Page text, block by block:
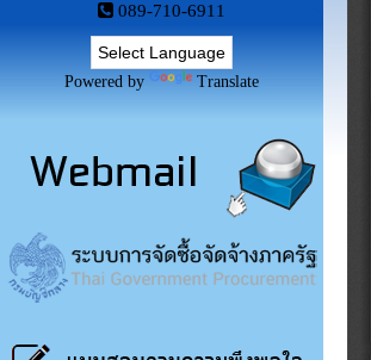
089-710-6911
Powered by Translate